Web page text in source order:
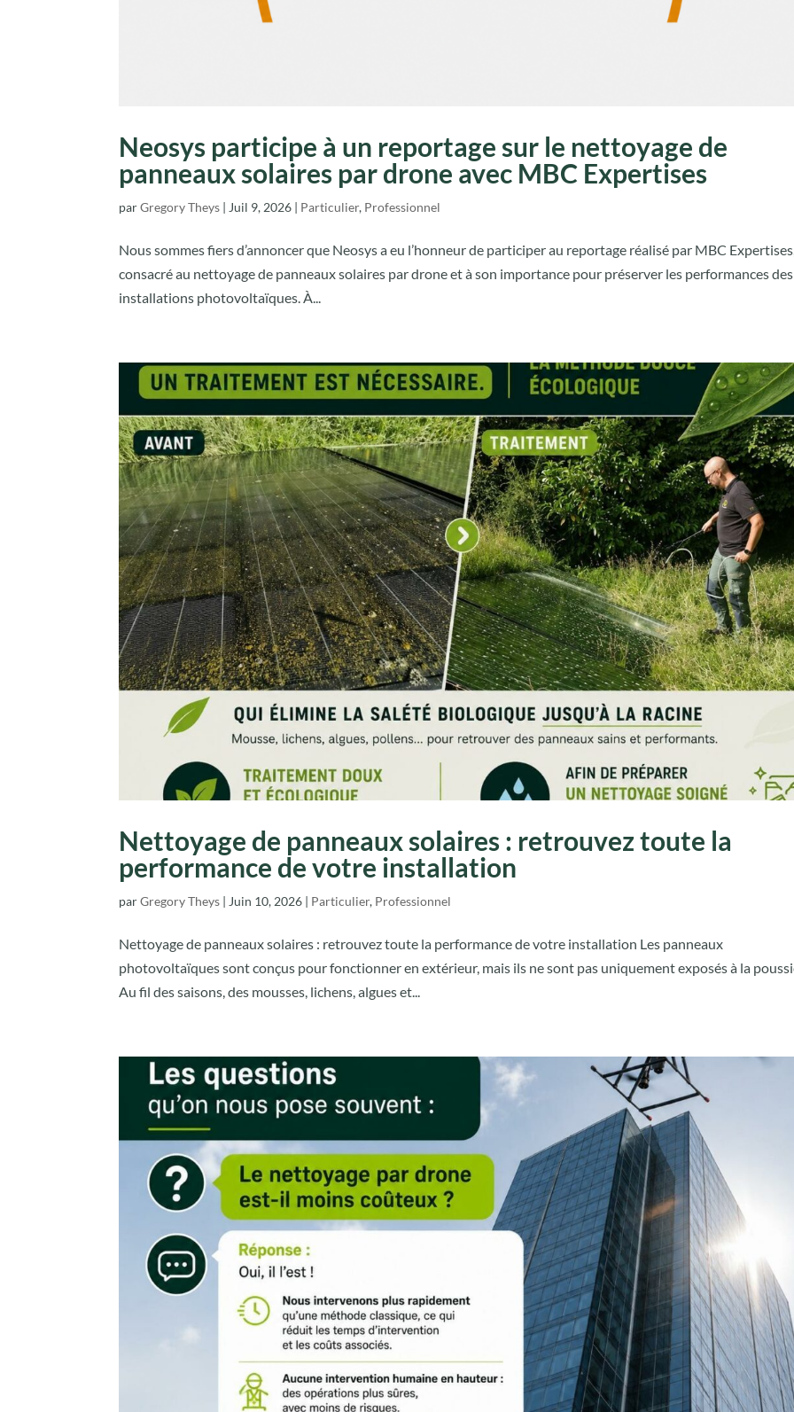
Neosys participe à un reportage sur le nettoyage de
panneaux solaires par drone avec MBC Expertises
parGregory Theys | Juil 9, 2026 | Particulier, Professionnel
Nous sommes fiers d’annoncer que Neosys a eu l’honneur de participer au reportage réalisé par MBC
consacré au nettoyage de panneaux solaires par drone et à son importance pour préserver les performances des
installations photovoltaïques. À...
Nettoyage de panneaux solaires : retrouvez toute la
performance de votre installation
parGregory Theys | Juin 10, 2026 | Particulier, Professionnel
Nettoyage de panneaux solaires : retrouvez toute la performance de votre installation Les panneaux
photovoltaïques sont conçus pour fonctionner en extérieur, mais ils ne sont pas uniquement exposés à la
Au fil des saisons, des mousses, lichens, algues et...